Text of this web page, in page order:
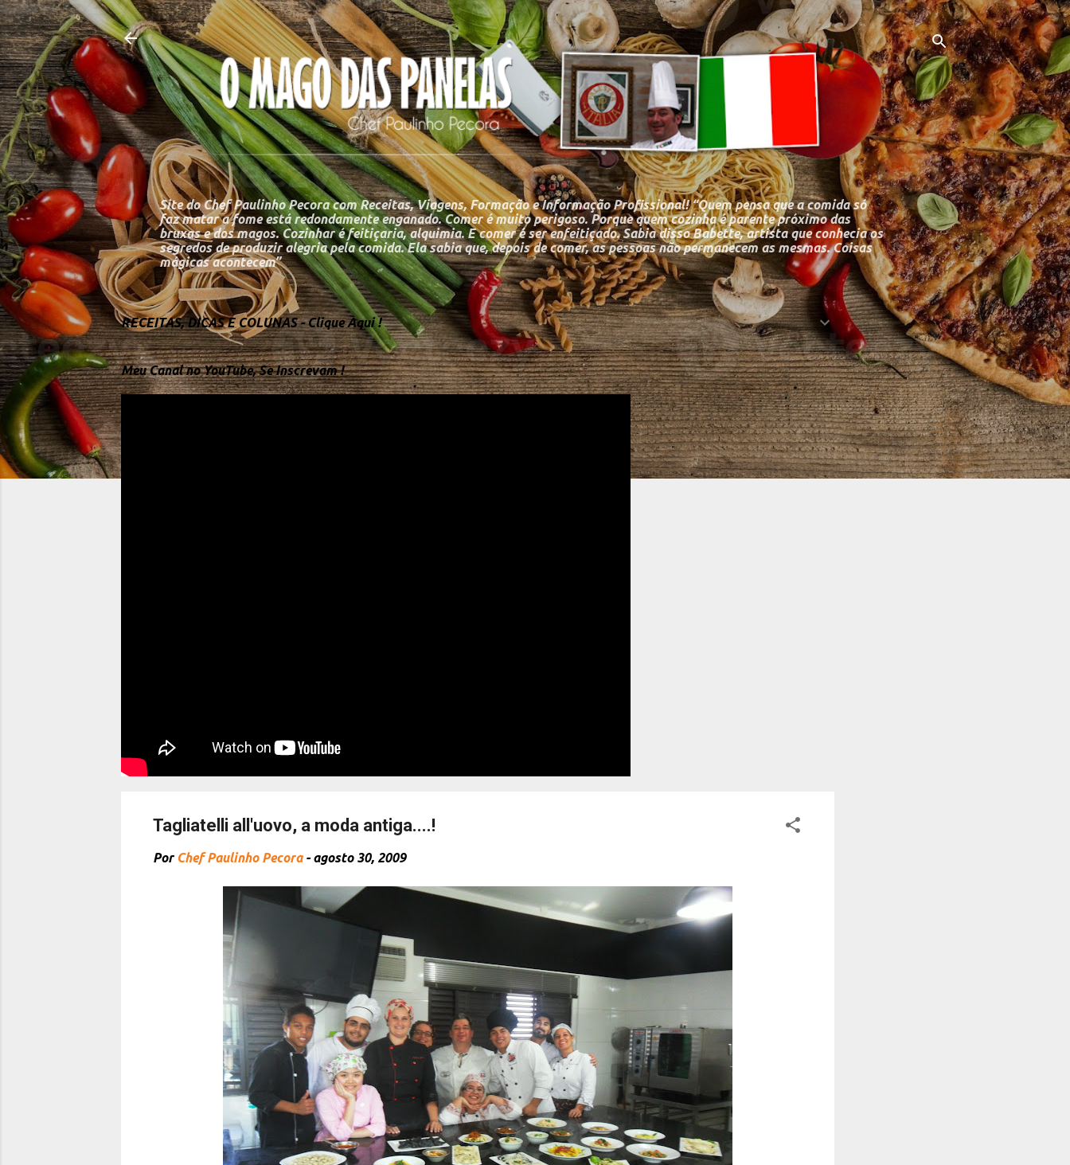
Pular para o conteúdo principal
Site do Chef Paulinho Pecora com Receitas, Viagens, Formação e Informação Profissional! “Quem pensa que a comida só
faz matar a fome está redondamente enganado. Comer é muito perigoso. Porque quem cozinha é parente próximo das
bruxas e dos magos. Cozinhar é feitiçaria, alquimia. E comer é ser enfeitiçado. Sabia disso Babette, artista que conhecia os
segredos de produzir alegria pela comida. Ela sabia que, depois de comer, as pessoas não permanecem as mesmas. Coisas
mágicas acontecem”
RECEITAS, DICAS E COLUNAS - Clique Aqui !
Meu Canal no YouTube, Se Inscrevam !
Tagliatelli all'uovo, a moda antiga....!
Por Chef Paulinho Pecora -agosto 30, 2009